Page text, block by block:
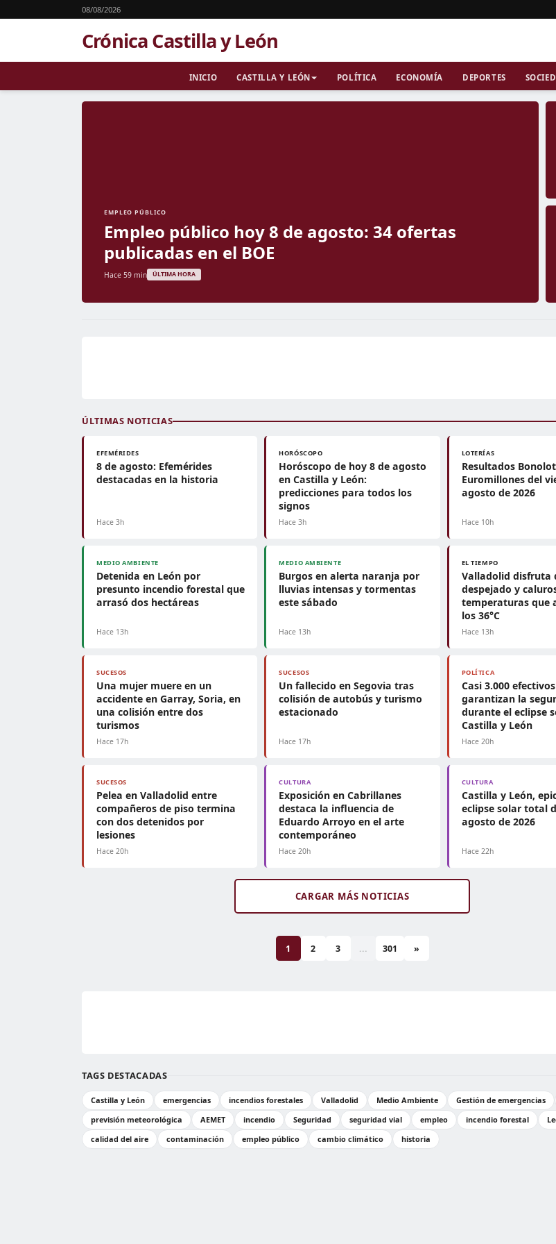
08/08/2026
Crónica Castilla y León
INICIO CASTILLA Y LEÓN POLÍTICA ECONOMÍA DEPORTES
EMPLEO PÚBLICO
Empleo público hoy 8 de agosto: 34 ofertas
publicadas en el BOE
Hace 59 min ÚLTIMA HORA
ÚLTIMAS NOTICIAS
EFEMÉRIDES
8 de agosto: Efemérides
destacadas en la historia
Hace 3h
HORÓSCOPO
Horóscopo de hoy 8 de agosto
en Castilla y León:
predicciones para todos los
signos
Hace 3h
LOTERÍAS
Resultados
Euromillones del
agosto de 2026
Hace 10h
MEDIO AMBIENTE
Detenida en León por
presunto incendio forestal que
arrasó dos hectáreas
Hace 13h
MEDIO AMBIENTE
Burgos en alerta naranja por
lluvias intensas y tormentas
este sábado
Hace 13h
EL TIEMPO
Valladolid disfruta
despejado y
temperaturas que
los 36°C
Hace 13h
SUCESOS
Una mujer muere en un
accidente en Garray, Soria, en
una colisión entre dos
turismos
Hace 17h
SUCESOS
Un fallecido en Segovia tras
colisión de autobús y turismo
estacionado
Hace 17h
POLÍTICA
Casi 3.000 efectivos
garantizan la
durante el eclipse
Castilla y León
Hace 20h
SUCESOS
Pelea en Valladolid entre
compañeros de piso termina
con dos detenidos por
lesiones
Hace 20h
CULTURA
Exposición en Cabrillanes
destaca la influencia de
Eduardo Arroyo en el arte
contemporáneo
Hace 20h
CULTURA
Castilla y León,
eclipse solar total
agosto de 2026
Hace 22h
CARGAR MÁS NOTICIAS
1 2 3 ... 301 »
TAGS DESTACADAS
Castilla y León emergencias incendios forestales Valladolid Medio Ambiente Gestión de emergencias
previsión meteorológica
AEMET incendio Seguridad seguridad vial empleo incendio forestal
calidad del aire
contaminación empleo público cambio climático historia